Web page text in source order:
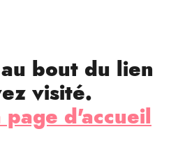
bout du lien
visité.
d'accueil